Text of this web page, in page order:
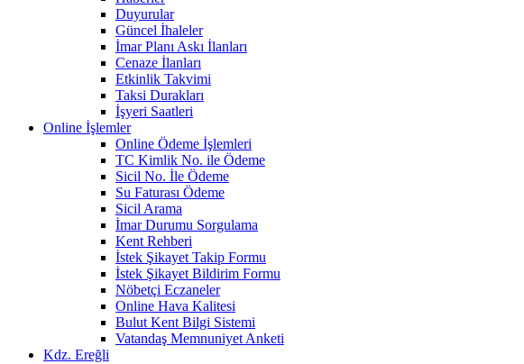
Duyurular
Güncel İhaleler
İmar Planı Askı İlanları
Cenaze İlanları
Etkinlik Takvimi
Taksi Durakları
İşyeri Saatleri
Online İşlemler
Online Ödeme İşlemleri
TC Kimlik No. ile Ödeme
Sicil No. İle Ödeme
Su Faturası Ödeme
Sicil Arama
İmar Durumu Sorgulama
Kent Rehberi
İstek Şikayet Takip Formu
İstek Şikayet Bildirim Formu
Nöbetçi Eczaneler
Online Hava Kalitesi
Bulut Kent Bilgi Sistemi
Vatandaş Memnuniyet Anketi
Kdz. Ereğli